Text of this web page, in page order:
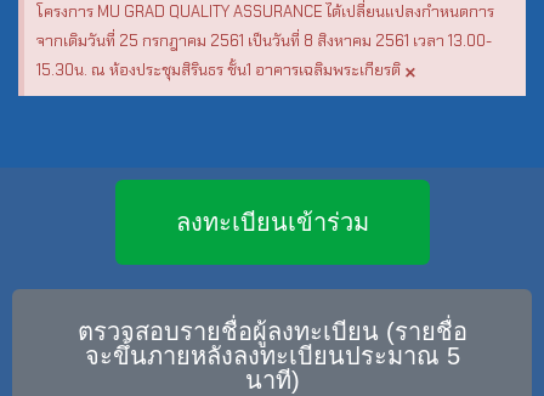
โครงการ MU GRAD QUALITY ASSURANCE ได้เปลี่ยนแปลงกำหนดการ
จากเดิมวันที่ 25 กรกฎาคม 2561 เป็นวันที่ 8 สิงหาคม 2561 เวลา 13.00-
15.30น. ณ ห้องประชุมสิรินธร ชั้น1 อาคารเฉลิมพระเกียรติ ×
ลงทะเบียนเข้าร่วม
ตรวจสอบรายชื่อผู้ลงทะเบียน (รายชื่อ
จะขึ้นภายหลังลงทะเบียนประมาณ 5
นาที)